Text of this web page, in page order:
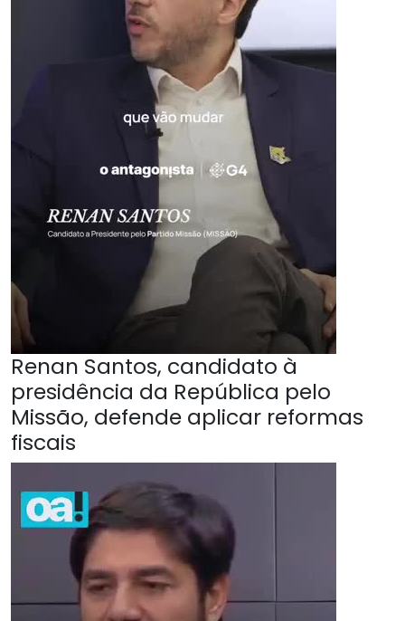
Renan Santos, candidato à
presidência da República pelo
Missão, defende aplicar reformas
fiscais